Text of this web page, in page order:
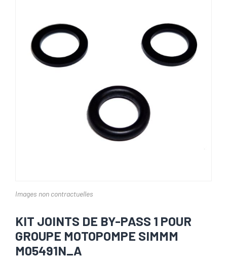
Images non contractuelles
KIT JOINTS DE BY-PASS 1 POUR
GROUPE MOTOPOMPE SIMMM
M05491N_A